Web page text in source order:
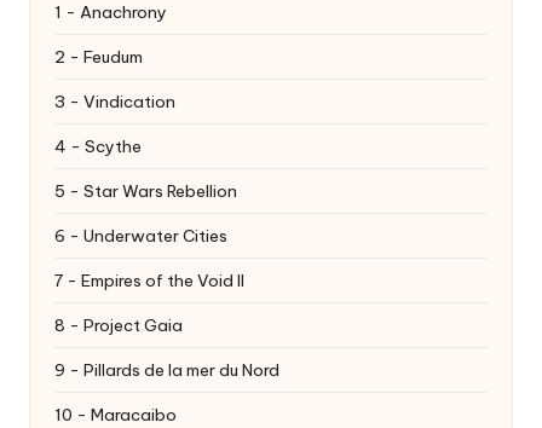
1 - Anachrony
2 - Feudum
3 - Vindication
4 - Scythe
5 - Star Wars Rebellion
6 - Underwater Cities
7 - Empires of the Void II
8 - Project Gaia
9 - Pillards de la mer du Nord
10 - Maracaibo